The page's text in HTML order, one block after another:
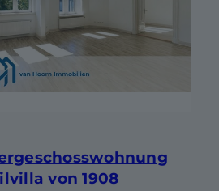
von 1908